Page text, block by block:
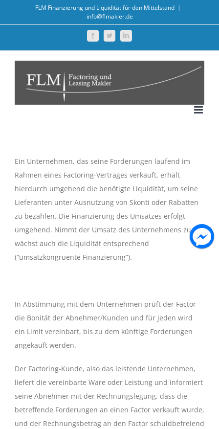
FLM Finanzierung und Liquidität für den Mittelstand |
info@flmakler.de
FacebookTwitterLinkedIn
Ein Unternehmen, das seine Forderungen laufend im
Rahmen eines Factoring-Vertrages verkauft, erhält
hierdurch umgehend die benötigte Liquidität, um seine
Lieferanten unter Ausnutzung von Skonti oder Rabatten
zu bezahlen. Die Finanzierung des Umsatzes erfolgt
umgehend. Nimmt der Umsatz des Unternehmens zu,
wächst auch die Liquidität entsprechend
(“umsatzkongruente Finanzierung”).
In Abstimmung mit dem Unternehmen prüft der Factor
die Bonität der Abnehmer/Kunden und für jeden wird
ein Limit vereinbart, bis zu dem künftige Forderungen
angekauft werden.
Der Factoring-Kunde, also das leistende Unternehmen,
liefert die vereinbarte Ware oder Leistung und informiert
seine Abnehmer mit der Rechnungslegung, dass die
betreffende Forderungen an einen Factor verkauft wurde,
und der Rechnungsbetrag an den Factor schuldbefreiend